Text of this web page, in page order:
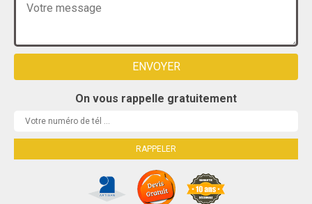
On vous rappelle gratuitement